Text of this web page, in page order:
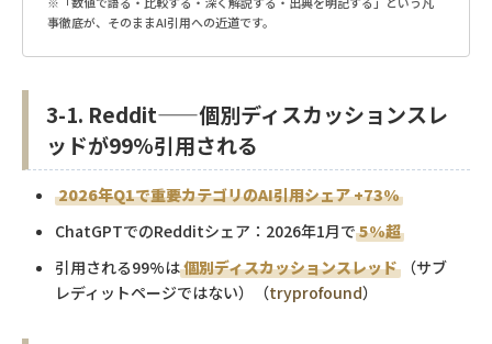
事徹底が、そのままAI引用への近道です。
3-1. Reddit——個別ディスカッションスレ
ッドが99%引用される
2026年Q1で重要カテゴリのAI引用シェア +73%
ChatGPTでのRedditシェア：2026年1月で 5%超
引用される99%は個別ディスカッションスレッド （サブ
レディットページではない）（tryprofound）